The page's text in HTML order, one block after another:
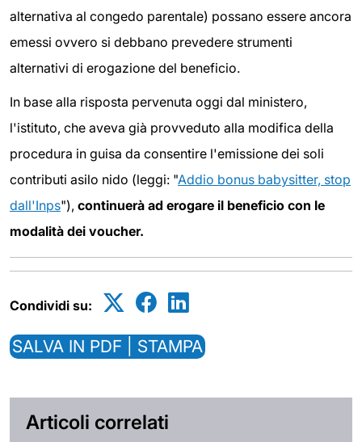
alternativa al congedo parentale) possano essere ancora
emessi ovvero si debbano prevedere strumenti
alternativi di erogazione del beneficio.
In base alla risposta pervenuta oggi dal ministero,
l'istituto, che aveva già provveduto alla modifica della
procedura in guisa da consentire l'emissione dei soli
contributi asilo nido (leggi: "Addio bonus babysitter, stop
dall'Inps"), continuerà ad erogare il beneficio con le
modalità dei voucher.
Condividi su:
SALVA IN PDF | STAMPA
Articoli correlati